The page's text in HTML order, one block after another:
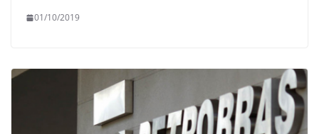
01/10/2019